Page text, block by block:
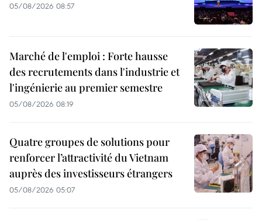
05/08/2026 08:57
Marché de l'emploi : Forte hausse
des recrutements dans l'industrie et
l'ingénierie au premier semestre
05/08/2026 08:19
Quatre groupes de solutions pour
renforcer l’attractivité du Vietnam
auprès des investisseurs étrangers
05/08/2026 05:07